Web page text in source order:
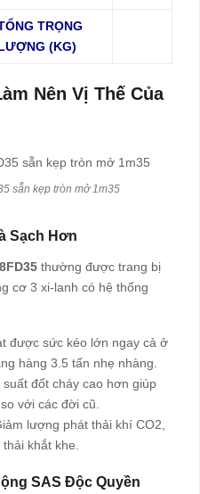
TRỌNG
(KG)
Nên Vị Thế Của
sẵn kẹp tròn mở 1m35
Sạch Hơn
thường được trang bị
cơ 3 xi-lanh có hệ thống
được sức kéo lớn ngay cả ở
hàng 3.5 tấn nhẹ nhàng.
suất đốt cháy cao hơn giúp
với các đời cũ.
lượng phát thải khí CO2,
khắt khe.
SAS Độc Quyền